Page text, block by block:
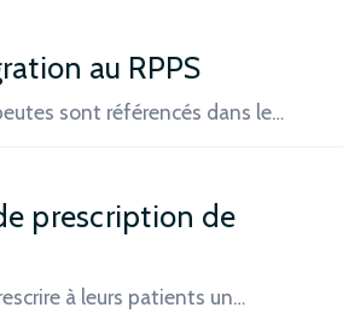
au RPPS
sont référencés dans le…
prescription de
à leurs patients un…